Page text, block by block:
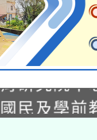
民及學前
學校輔導
研究院中
政策研討
民及學前